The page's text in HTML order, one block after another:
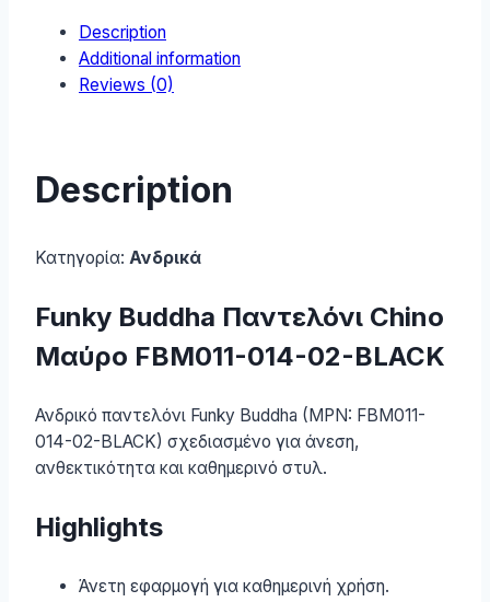
014-
02-
BLACK
Description
Additional information
Reviews (0)
Description
Κατηγορία: Ανδρικά
Funky Buddha Παντελόνι Chino
Μαύρο FBM011-014-02-BLACK
Ανδρικό παντελόνι Funky Buddha (MPN: FBM011-
014-02-BLACK) σχεδιασμένο για άνεση,
ανθεκτικότητα και καθημερινό στυλ.
Highlights
Άνετη εφαρμογή για καθημερινή χρήση.